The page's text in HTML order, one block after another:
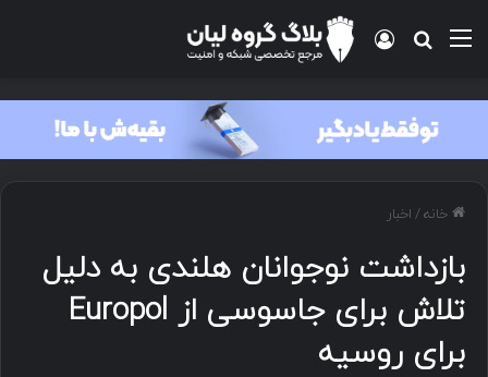
منو جستجو برای
ورود
خانه/ اخبار
بازداشت نوجوانان هلندی به دلیل
تلاش برای جاسوسی از Europol
برای روسیه